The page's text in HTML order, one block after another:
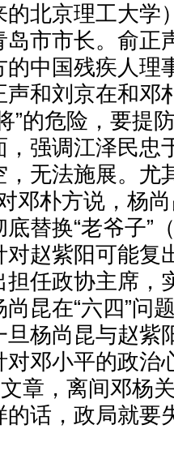
北京理工大学
市市长。俞正
中国残疾人理
声和刘京在和邓
”的危险，要提
强调江泽民忠
无法施展。尤
邓朴方说，杨
替换“老爷子”
赵紫阳可能复
任政协主席，
昆在“六四”问
杨尚昆与赵紫
邓小平的政治
章，离间邓杨
话，政局就要